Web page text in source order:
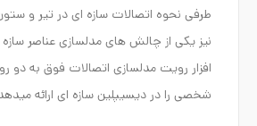
طرفی نحوه اتصالات سازه ای در تیر و
نیز یکی از چالش های مدلسازی عناصر
افزار رویت مدلسازی اتصالات فوق به دو
شخصی را در دیسیپلین سازه ای ارائه